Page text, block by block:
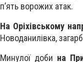
п’ять ворожих атак.
На Оріхівському
Новоданилівка,
Минулої доби на